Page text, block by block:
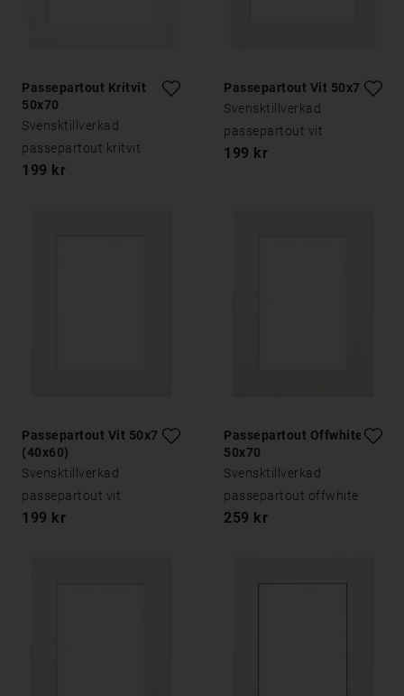
Passepartout Kritvit
50x70
Svensktillverkad
passepartout kritvit
199 kr
Passepartout Vit 50x70
Svensktillverkad
passepartout vit
199 kr
Passepartout Vit 50x70
(40x60)
Svensktillverkad
passepartout vit
199 kr
Passepartout Offwhite
50x70
Svensktillverkad
passepartout offwhite
259 kr